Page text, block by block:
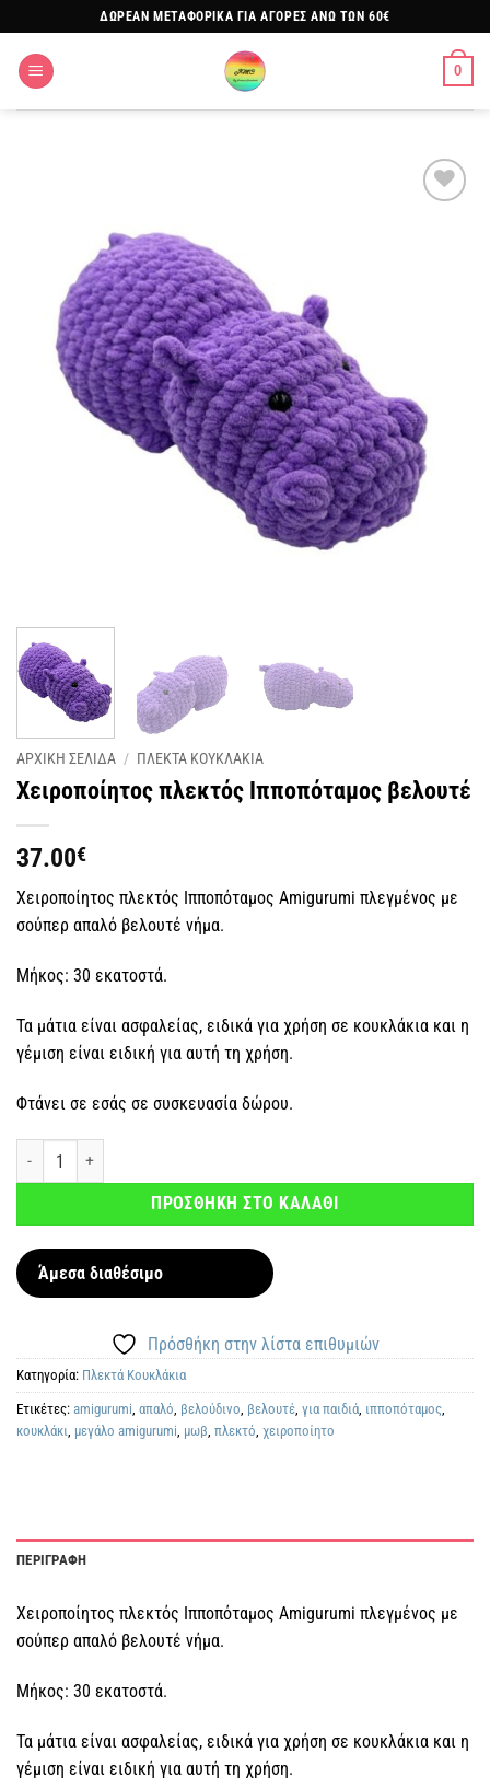
στο
περιεχόμενο
ΔΩΡΕΑΝ ΜΕΤΑΦΟΡΙΚΑ ΓΙΑ ΑΓΟΡΕΣ ΑΝΩ ΤΩΝ 60€
0
ΑΡΧΙΚΗ ΣΕΛΙΔΑ / ΠΛΕΚΤΑ KΟΥΚΛΑΚΙΑ
Χειροποίητος πλεκτός Ιπποπόταμος βελουτέ
37.00€
Χειροποίητος πλεκτός Ιπποπόταμος Amigurumi πλεγμένος με
σούπερ απαλό βελουτέ νήμα.
Μήκος: 30 εκατοστά.
Τα μάτια είναι ασφαλείας, ειδικά για χρήση σε κουκλάκια και η
γέμιση είναι ειδική για αυτή τη χρήση.
Φτάνει σε εσάς σε συσκευασία δώρου.
Χειροποίητος πλεκτός Ιπποπόταμος βελουτέ ποσότητα
ΠΡΟΣΘΗΚΗ ΣΤΟ ΚΑΛΑΘΙ
Άμεσα διαθέσιμο
Πρόσθήκη στην λίστα επιθυμιών
Κατηγορία: Πλεκτά Kουκλάκια
Ετικέτες: amigurumi, απαλό, βελούδινο, βελουτέ, για παιδιά, ιπποπόταμος,
κουκλάκι, μεγάλο amigurumi, μωβ, πλεκτό, χειροποίητο
ΠΕΡΙΓΡΑΦΗ
Χειροποίητος πλεκτός Ιπποπόταμος Amigurumi πλεγμένος με
σούπερ απαλό βελουτέ νήμα.
Μήκος: 30 εκατοστά.
Τα μάτια είναι ασφαλείας, ειδικά για χρήση σε κουκλάκια και η
γέμιση είναι ειδική για αυτή τη χρήση.